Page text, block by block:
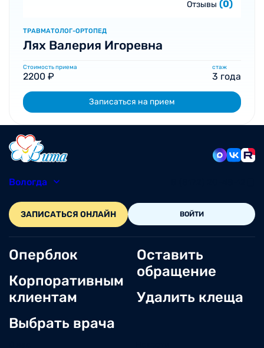
Отзывы (0)
ТРАВМАТОЛОГ-ОРТОПЕД
Лях Валерия Игоревна
Стоимость приема
2200 ₽
стаж
3 года
Записаться на прием
Вологда
ЗАПИСАТЬСЯ ОНЛАЙН ВОЙТИ
Оперблок
Корпоративным
клиентам
Выбрать врача
Оставить
обращение
Удалить клеща